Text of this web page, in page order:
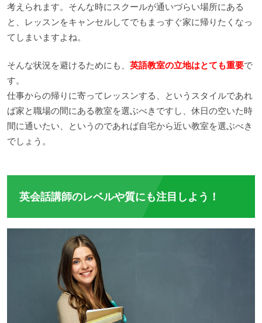
考えられます。そんな時にスクールが通いづらい場所にある
と、レッスンをキャンセルしてでもまっすぐ家に帰りたくなっ
てしまいますよね。
そんな状況を避けるためにも、 英語教室の立地はとても重要で
す。
仕事からの帰りに寄ってレッスンする、というスタイルであれ
ば家と職場の間にある教室を選ぶべきですし、休日の空いた時
間に通いたい、というのであれば自宅から近い教室を選ぶべき
でしょう。
英会話講師のレベルや質にも注目しよう！